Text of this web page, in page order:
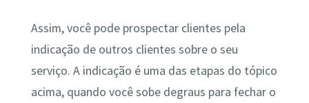
Assim, você pode prospectar clientes pela
indicação de outros clientes sobre o seu
serviço. A indicação é uma das etapas do tópico
acima, quando você sobe degraus para fechar o